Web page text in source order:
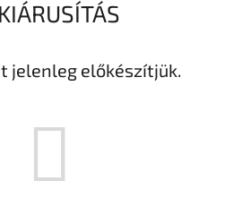
jelenleg előkészítjük.